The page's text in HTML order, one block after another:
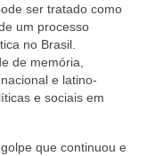
ser tratado como
um processo
no Brasil.
de memória,
e latino-
e sociais em
que continuou e